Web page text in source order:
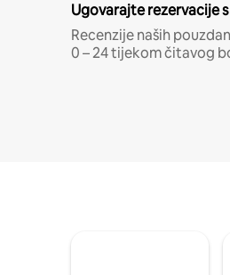
Ugovarajte rezervacije
Recenzije naših
0 – 24 tijekom čitavog